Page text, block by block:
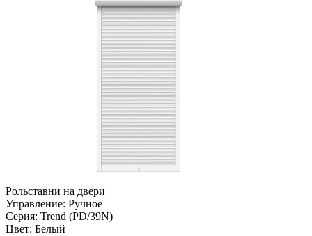
Рольставни на двери
Управление: Ручное
Серия: Trend (PD/39N)
Цвет: Белый